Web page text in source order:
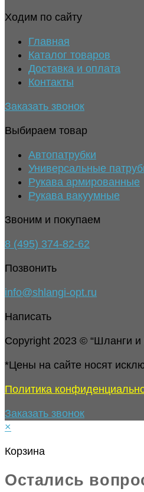
Ходим по сайту
Главная
Каталог товаров
Доставка и оплата
Контакты
Заказать звонок
Выбираем товар
Автопатрубки
Универсальные
Рукава армированные
Рукава вакуумные
Звоним и покупаем
8 (495) 374-82-62
Позвонить
info@shlangi-opt.ru
Написать
Copyright 2023 © “Шланги и
*Цены на сайте носят
Политика
Заказать звонок
×
Корзина
Остались